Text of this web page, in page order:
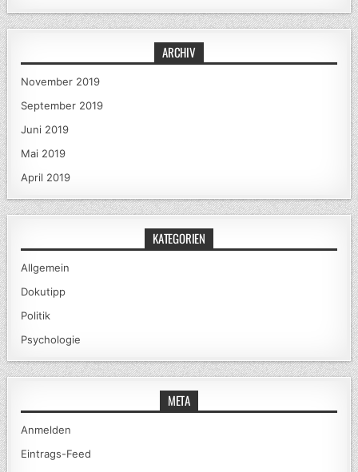
ARCHIV
November 2019
September 2019
Juni 2019
Mai 2019
April 2019
KATEGORIEN
Allgemein
Dokutipp
Politik
Psychologie
META
Anmelden
Eintrags-Feed